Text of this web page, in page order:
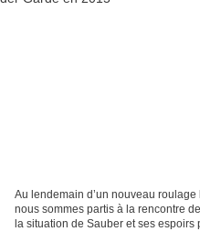
Au lendemain d’un nouveau
nous sommes partis à la rencontre
la situation de Sauber et ses